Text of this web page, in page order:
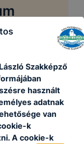
u. 9-11.
Szakképző
használt
adatnak
van
k
A cookie-k